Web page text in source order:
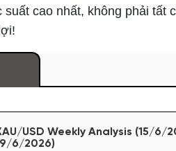
cao nhất, không phải tất
USD Weekly Analysis (15/6/
6/2026)